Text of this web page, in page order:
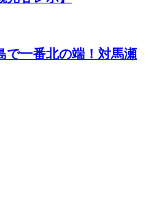
で一番北の端！対馬瀬